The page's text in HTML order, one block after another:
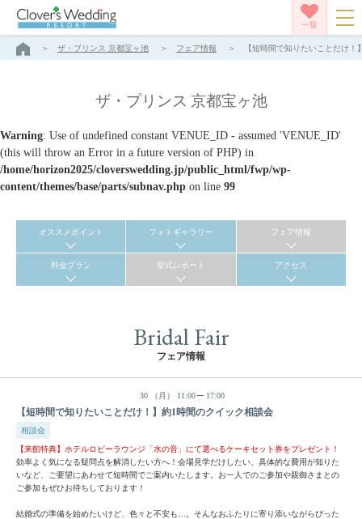
一覧
ザ・プリンス 京都宝ヶ池 フェア情報 【短時間で知りたいことだけ
ザ・プリンス 京都宝ヶ池
Warning: Use of undefined constant VENUE_ID - assumed 'VENUE_ID'
(this will throw an Error in a future version of PHP) in
/home/horizon2025/cloverswedding.jp/public_html/fwp/wp-
content/themes/base/parts/subnav.php on line 99
オススメポイント フォトギャラリー フェア情報
料金プラン 挙式レポート アクセス
Bridal Fair
フェア情報
30 （月） 11:00 17:00
【短時間で知りたいことだけ！】約1時間のクイック相談会
相談会
【来館特典】ホテルロビーラウンジ「水の音」にて選べるケーキセット券をプレゼント！
効率よく気になる疑問点を解消したい方へ！会場見学だけしたい、具体的な費用が知りた
いなど、ご要望にあわせて短時間でご案内いたします。お一人でのご参加や親御さまとの
ご参加もぜひお待ちしております！
結婚式の準備を始めたいけど、色々と不安も…。そんなおふたりに寄り添いながらぴった